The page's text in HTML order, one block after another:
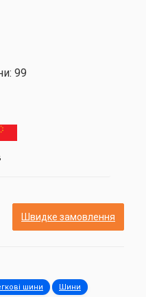
99
Швидке замовлення
шини Шини